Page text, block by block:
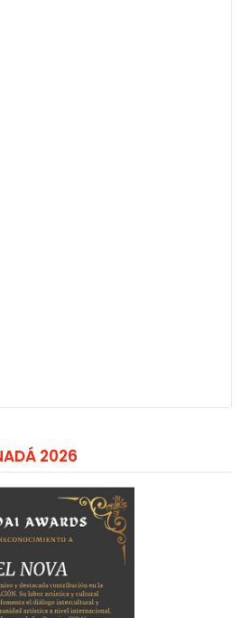
2026